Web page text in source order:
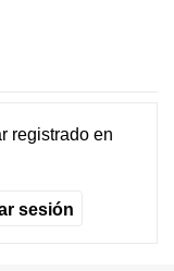
registradoen
sesión